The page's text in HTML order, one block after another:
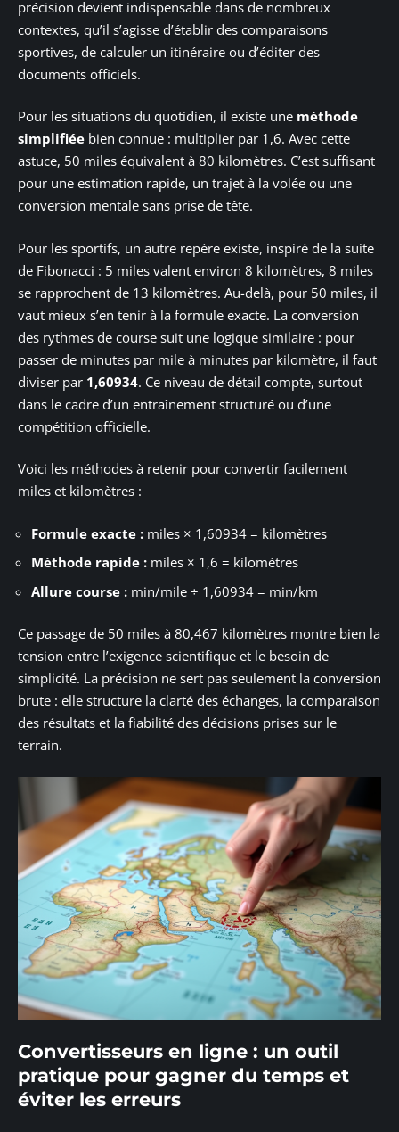
précision devient indispensable dans de nombreux
contextes, qu’il s’agisse d’établir des comparaisons
sportives, de calculer un itinéraire ou d’éditer des
documents officiels.
Pour les situations du quotidien, il existe une méthode
simplifiée bien connue : multiplier par 1,6. Avec cette
astuce, 50 miles équivalent à 80 kilomètres. C’est suffisant
pour une estimation rapide, un trajet à la volée ou une
conversion mentale sans prise de tête.
Pour les sportifs, un autre repère existe, inspiré de la suite
de Fibonacci : 5 miles valent environ 8 kilomètres, 8 miles
se rapprochent de 13 kilomètres. Au-delà, pour 50 miles, il
vaut mieux s’en tenir à la formule exacte. La conversion
des rythmes de course suit une logique similaire : pour
passer de minutes par mile à minutes par kilomètre, il faut
diviser par 1,60934. Ce niveau de détail compte, surtout
dans le cadre d’un entraînement structuré ou d’une
compétition officielle.
Voici les méthodes à retenir pour convertir facilement
miles et kilomètres :
Formule exacte : miles × 1,60934 = kilomètres
Méthode rapide : miles × 1,6 = kilomètres
Allure course : min/mile ÷ 1,60934 = min/km
Ce passage de 50 miles à 80,467 kilomètres montre bien la
tension entre l’exigence scientifique et le besoin de
simplicité. La précision ne sert pas seulement la conversion
brute : elle structure la clarté des échanges, la comparaison
des résultats et la fiabilité des décisions prises sur le
terrain.
Convertisseurs en ligne : un outil
pratique pour gagner du temps et
éviter les erreurs